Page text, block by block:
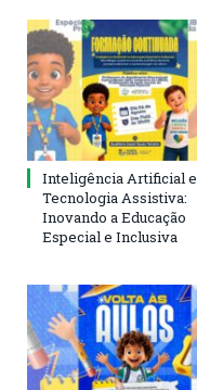
Inteligência Artificial e
Tecnologia Assistiva:
Inovando a Educação
Especial e Inclusiva